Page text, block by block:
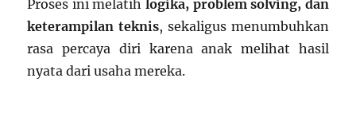
Proses ini melatih logika, problem solving, dan
keterampilan teknis, sekaligus menumbuhkan
rasa percaya diri karena anak melihat hasil
nyata dari usaha mereka.